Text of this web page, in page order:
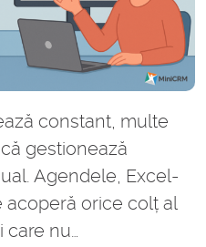
constant, multe
gestionează
Agendele, Excel-
acoperă orice colț al
care nu…